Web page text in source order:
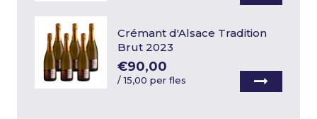
Crémant d'Alsace Tradition
Brut 2023
€90,00
/15,00 per fles